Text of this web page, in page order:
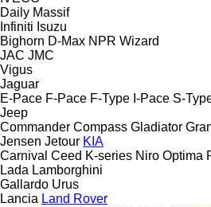
Daily Massif
Infiniti Isuzu
Bighorn D-Max NPR Wizard
JAC JMC
Vigus
Jaguar
E-Pace F-Pace F-Type I-Pace S-
Jeep
Commander Compass Gladiator
Jensen Jetour KIA
Carnival Ceed K-series Niro Optima
Lada Lamborghini
Gallardo Urus
Lancia Land Rover